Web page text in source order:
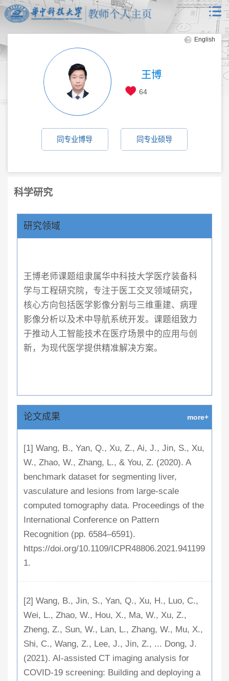
English
王博
64
同专业博导 同专业硕导
科学研究
研究领域
王博老师课题组隶属华中科技大学医疗装备科
学与工程研究院，专注于医工交叉领域研究，
核心方向包括医学影像分割与三维重建、病理
影像分析以及术中导航系统开发。课题组致力
于推动人工智能技术在医疗场景中的应用与创
新，为现代医学提供精准解决方案。
论文成果 more+
[1] Wang, B., Yan, Q., Xu, Z., Ai, J., Jin, S., Xu,
W., Zhao, W., Zhang, L., & You, Z. (2020). A
benchmark dataset for segmenting liver,
vasculature and lesions from large-scale
computed tomography data. Proceedings of the
International Conference on Pattern
Recognition (pp. 6584–6591).
https://doi.org/10.1109/ICPR48806.2021.941199
1.
[2] Wang, B., Jin, S., Yan, Q., Xu, H., Luo, C.,
Wei, L., Zhao, W., Hou, X., Ma, W., Xu, Z.,
Zheng, Z., Sun, W., Lan, L., Zhang, W., Mu, X.,
Shi, C., Wang, Z., Lee, J., Jin, Z., ... Dong, J.
(2021). AI-assisted CT imaging analysis for
COVID-19 screening: Building and deploying a